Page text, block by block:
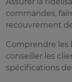
commandes,
recouvrement
Comprendre les
conseiller les
spécifications